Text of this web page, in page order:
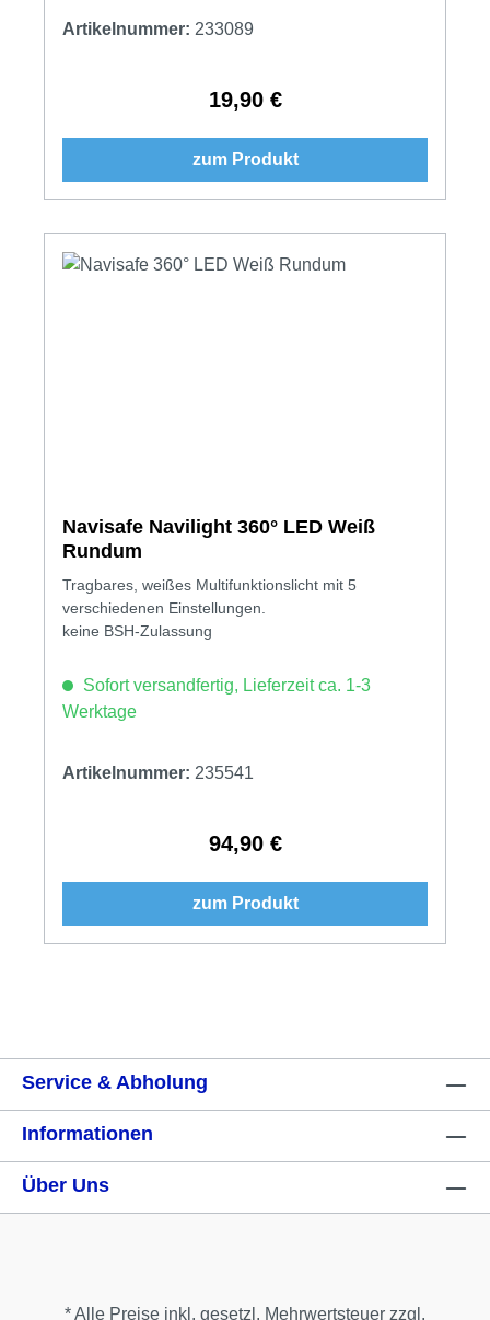
Artikelnummer: 233089
Regulärer Preis:
19,90 €
zum Produkt
Navisafe Navilight 360° LED Weiß
Rundum
Tragbares, weißes Multifunktionslicht mit 5
verschiedenen Einstellungen.
keine BSH-Zulassung
Sofort versandfertig, Lieferzeit ca. 1-3
Werktage
Artikelnummer: 235541
Regulärer Preis:
94,90 €
zum Produkt
Service & Abholung
Informationen
Über Uns
* Alle Preise inkl. gesetzl. Mehrwertsteuer zzgl.